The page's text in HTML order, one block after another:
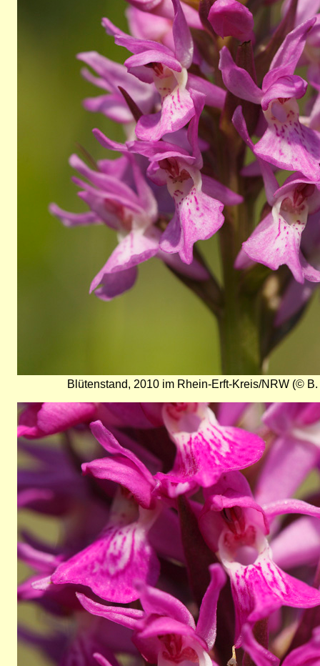
Blütenstand, 2010 im Rhein-Erft-Kreis/NRW (©
Bild